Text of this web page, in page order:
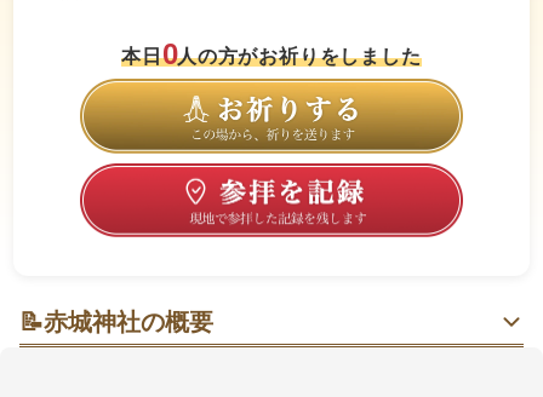
本日0人の方がお祈りをしました
📝赤城神社の概要